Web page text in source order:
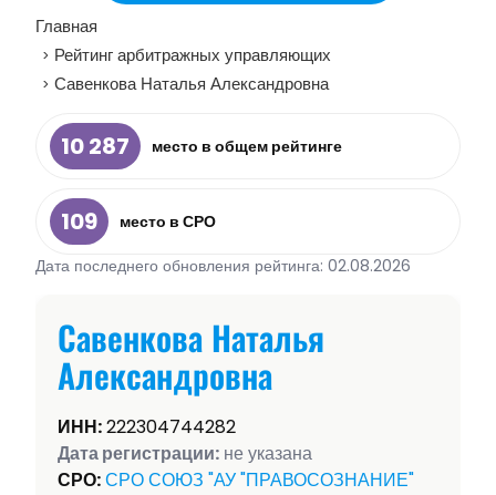
Главная
> Рейтинг арбитражных управляющих
> Савенкова Наталья Александровна
10 287 место в общем рейтинге
109
место в СРО
Дата последнего обновления рейтинга: 02.08.2026
Савенкова Наталья
Александровна
ИНН:222304744282
Дата регистрации: не указана
СРО:СРО СОЮЗ "АУ "ПРАВОСОЗНАНИЕ"